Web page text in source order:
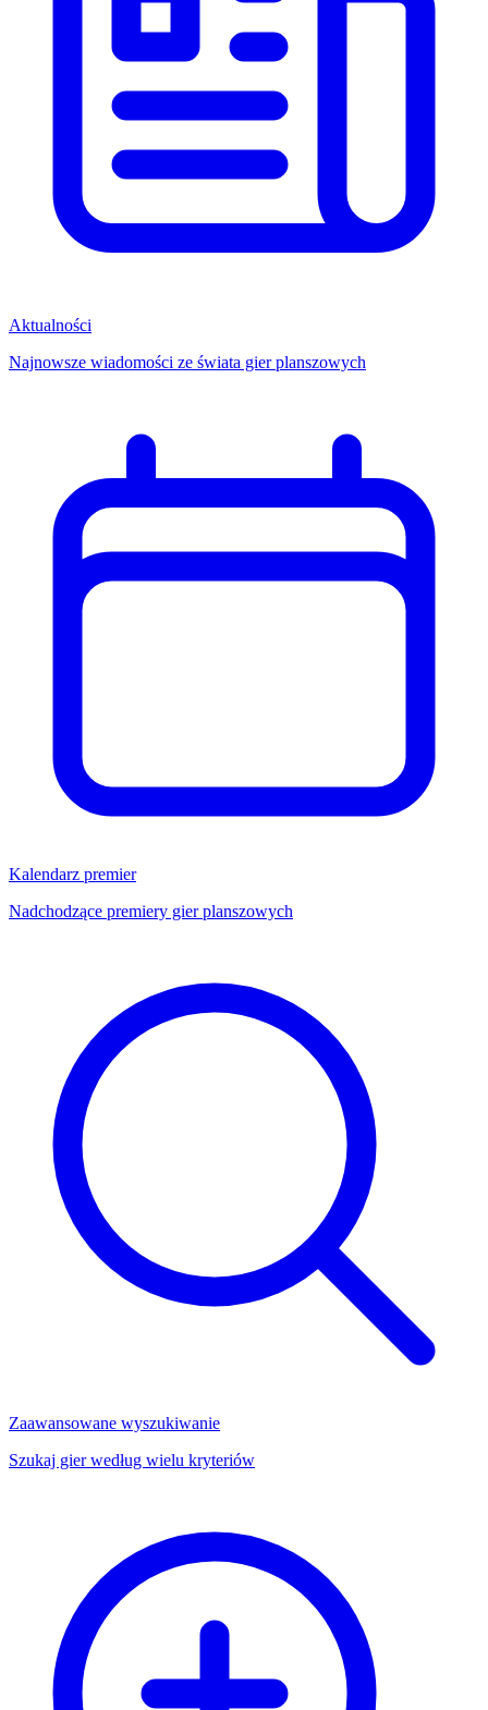
Aktualności
Najnowsze wiadomości ze świata gier planszowych
Kalendarz premier
Nadchodzące premiery gier planszowych
Zaawansowane wyszukiwanie
Szukaj gier według wielu kryteriów